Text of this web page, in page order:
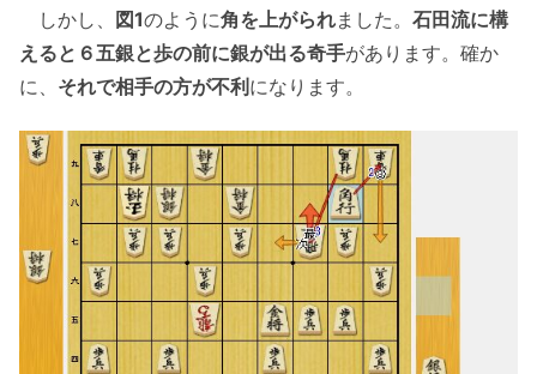
しかし、 図1のように角を上がられました。 石田流に構
えると６五銀と歩の前に銀が出る奇手があります。確か
に、 それで相手の方が不利 になります。